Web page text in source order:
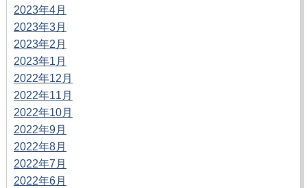
2023年4月
2023年3月
2023年2月
2023年1月
2022年12月
2022年11月
2022年10月
2022年9月
2022年8月
2022年7月
2022年6月